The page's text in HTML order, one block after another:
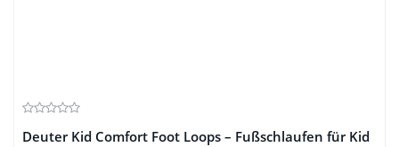
Deuter Kid Comfort Foot Loops – Fußschlaufen für Kid